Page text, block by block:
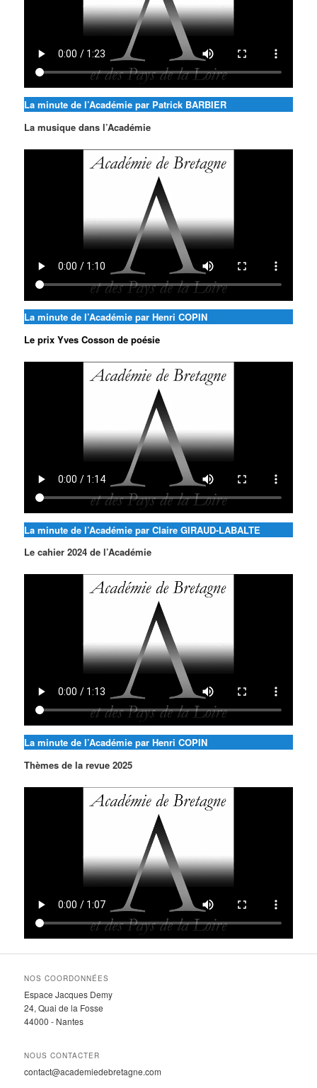
La minute de l’Académie par Patrick BARBIER
La musique dans l’Académie
La minute de l’Académie par Henri COPIN
Le prix Yves Cosson de poésie
La minute de l’Académie par Claire GIRAUD-LABALTE
Le cahier 2024 de l’Académie
La minute de l’Académie par Henri COPIN
Thèmes de la revue 2025
NOS COORDONNÉES
Espace Jacques Demy
24, Quai de la Fosse
44000 - Nantes
NOUS CONTACTER
contact@academiedebretagne.com